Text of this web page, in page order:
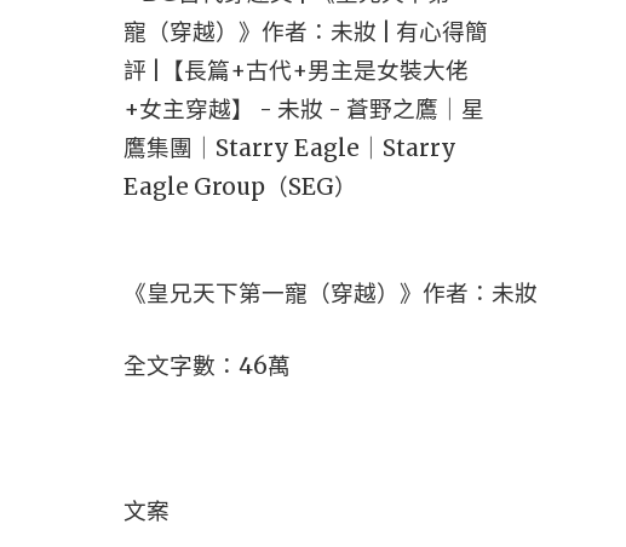
《皇兄天下第一寵（穿越）》作者：未妝
全文字數：46萬
文案